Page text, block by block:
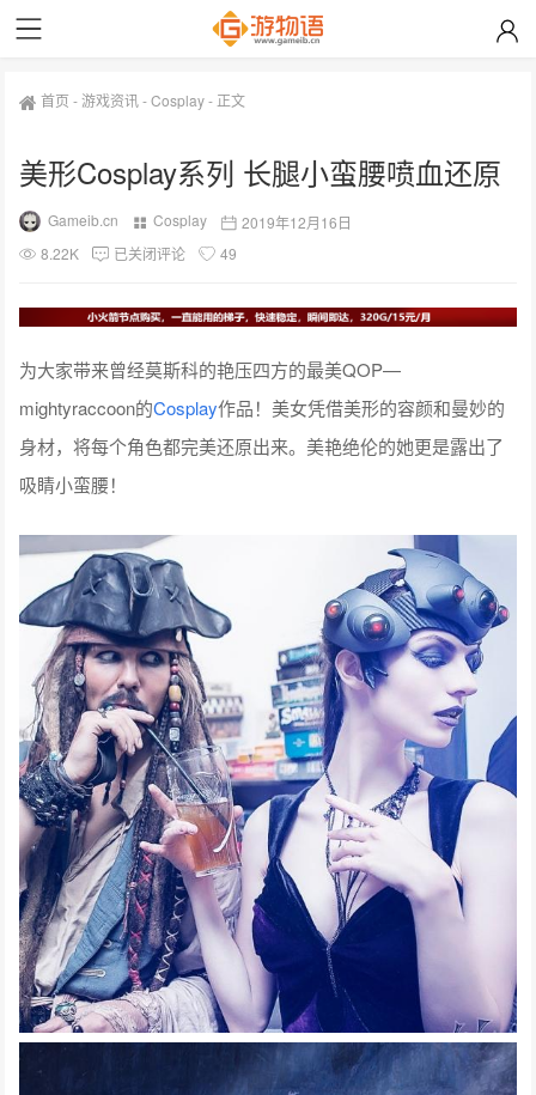
首页 -游戏资讯-Cosplay- 正文
美形Cosplay系列 长腿小蛮腰喷血还原
Gameib.cn Cosplay
2019年12月16日
8.22K
已关闭评论 49
为大家带来曾经莫斯科的艳压四方的最美QOP—
mightyraccoon的Cosplay作品！美女凭借美形的容颜和曼妙的
身材，将每个角色都完美还原出来。美艳绝伦的她更是露出了
吸睛小蛮腰！